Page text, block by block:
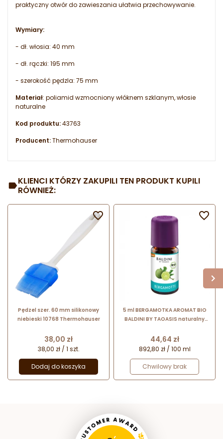
praktyczny otwór do zawieszania ułatwia przechowywanie.
Wymiary:
- dł. włosia: 40 mm
- dł. rączki: 195 mm
- szerokość pędzla: 75 mm
Materiał: poliamid wzmocniony włóknem szklanym, włosie
naturalne
Kod produktu:43763
Producent:Thermohauser
KLIENCI KTÓRZY ZAKUPILI TEN PRODUKT KUPILI
RÓWNIEŻ:
Pędzel szer. 60 mm silikonowy
niebieski 10768 Thermohauser
Cena
38,00 zł
38,00 zł / 1 szt.
Dodaj do koszyka

5 ml BERGAMOTKA AROMAT BIO
BALDINI BY TAOASIS naturalny
eterycznego
Cena
44,64 zł
892,80 zł / 100 ml
Chwilowy brak
